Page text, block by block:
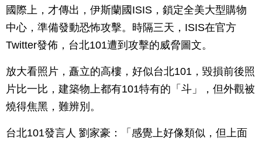
國際上，才傳出，伊斯蘭國ISIS，鎖定全美大型購物
中心，準備發動恐怖攻擊。時隔三天，ISIS在官方
Twitter發佈，台北101遭到攻擊的威脅圖文。
放大看照片，矗立的高樓，好似台北101，毀損前後照
片比一比，建築物上都有101特有的「斗」，但外觀被
燒得焦黑，難辨別。
台北101發言人 劉家豪：「感覺上好像類似，但上面